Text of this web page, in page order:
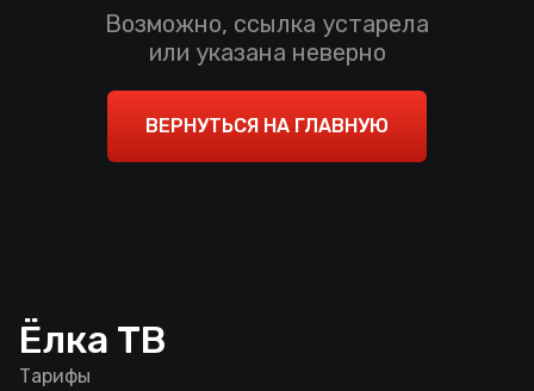
Возможно, ссылка устарела
или указана неверно
ВЕРНУТЬСЯ НА ГЛАВНУЮ
Ёлка ТВ
Тарифы